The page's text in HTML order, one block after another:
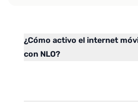
¿Cómo activo el internet
con NLO?